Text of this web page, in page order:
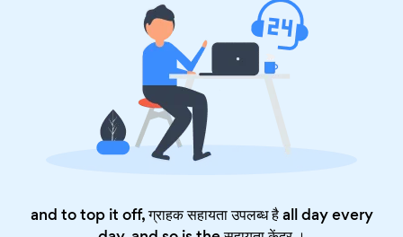
and to top it off, ग्राहक सहायता उपलब्ध है all day every